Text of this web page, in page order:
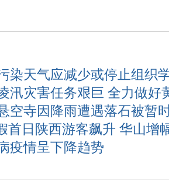
染天气应减少或停止组织
汛灾害任务艰巨 全力做好
空寺因降雨遭遇落石被暂
首日陕西游客飙升 华山增
疫情呈下降趋势